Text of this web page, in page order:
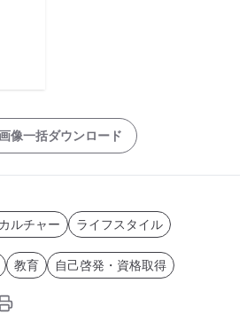
像一括ダウンロード
ルチャー ライフスタイル
教育 自己啓発・資格取得